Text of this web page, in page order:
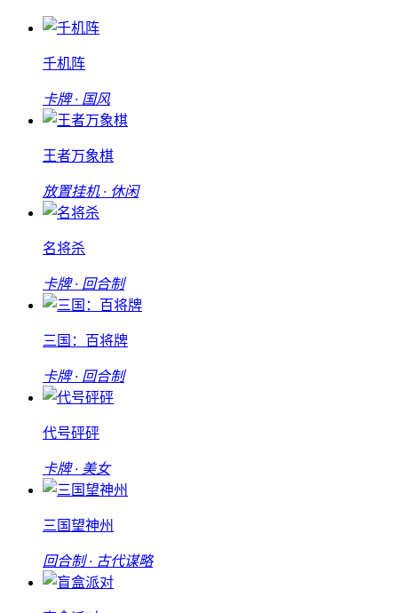
千机阵
卡牌 · 国风
王者万象棋
放置挂机 · 休闲
名将杀
卡牌 · 回合制
三国：百将牌
卡牌 · 回合制
代号砰砰
卡牌 · 美女
三国望神州
回合制 · 古代谋略